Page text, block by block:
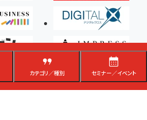
カテゴリ／種別 セミナー／イベント